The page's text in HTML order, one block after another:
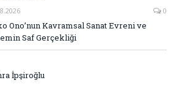
0
Ono’nun Kavramsal Sanat Evreni ve
Saf Gerçekliği
İpşiroğlu